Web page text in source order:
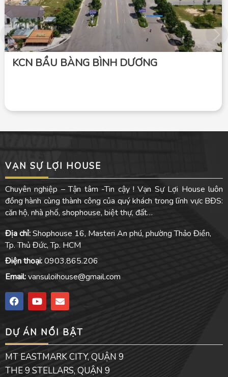
KCN BẦU BÀNG BÌNH DƯƠNG
VẠN SỰ LỢI HOUSE
Chuyên nghiệp – Tận tâm -Tin cậy ! Vạn Sự Lợi House luôn
đồng hành cùng thành công của quý khách trong lĩnh vực BĐS:
căn hộ, nhà phố, shophouse, biệt thự, đất…
Địa chỉ:Shophouse 16, Masteri An phú, phường Thảo Điền,
Tp. Thủ Đức, Tp. HCM
Điện thoại:0903.865.206
Email:vansuloihouse@gmail.com
F
a
c
b
o
o
k
Y
o
u
u
b
e
E
n
v
o
p
e
DỰ ÁN NỔI BẬT
MT EASTMARK CITY, QUẬN 9
THE 9 STELLARS, QUẬN 9